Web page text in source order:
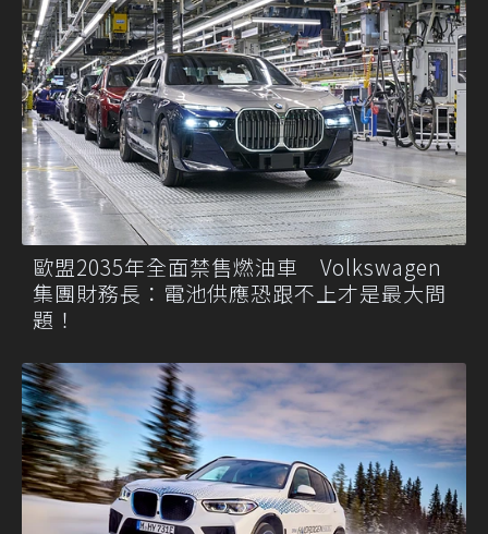
歐盟2035年全面禁售燃油車 Volkswagen
集團財務長：電池供應恐跟不上才是最大問
題！